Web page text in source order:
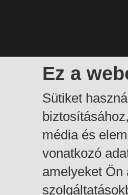
Ez a
Sütiket
média és
vonatkozó
amelyeket Ön